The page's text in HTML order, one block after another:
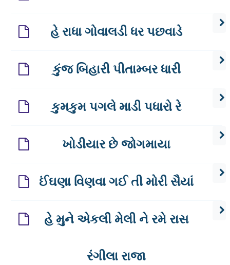
હે રાધા ગોવાલડી ધર પછવાડે
કુંજ બિહારી પીતામ્બર ધારી
કુમકુમ પગલે માડી પધારો રે
ખોડીયાર છે જોગમાયા
ઈંઘણા વિણવા ગઈ તી મોરી સૈયાં
હે મુને એકલી મેલી ને રમે રાસ
રંગીલા રાજા